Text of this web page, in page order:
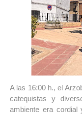
A las 16:00 h., el
catequistas y
ambiente era cordial